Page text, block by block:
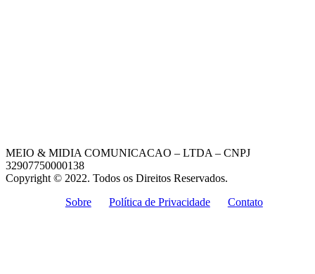
MEIO & MIDIA COMUNICACAO – LTDA – CNPJ
32907750000138
Copyright © 2022. Todos os Direitos Reservados.
Sobre
Política de Privacidade Contato